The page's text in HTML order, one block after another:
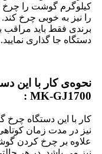
کیلوگرم گوشت را چرخ
را نیز به خوبی چرخ
برندی فقط باید مراقب
دستگاه جا گذاری نمایید.
نحوه‌ی کار با این
MK-GJ1700 :
کار با این دستگاه
نیز در مدت زمان
علاوه بر چرخ کردن